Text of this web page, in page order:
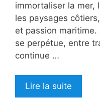
immortaliser la mer,
les paysages
et passion maritime.
se perpétue, entre
continue …
Lire la suite